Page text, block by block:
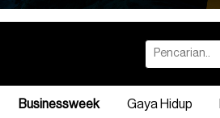
Businessweek Gaya Hidup